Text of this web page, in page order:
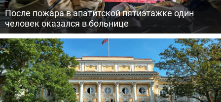
После пожара в апатитской пятиэтажке один
человек оказался в больнице